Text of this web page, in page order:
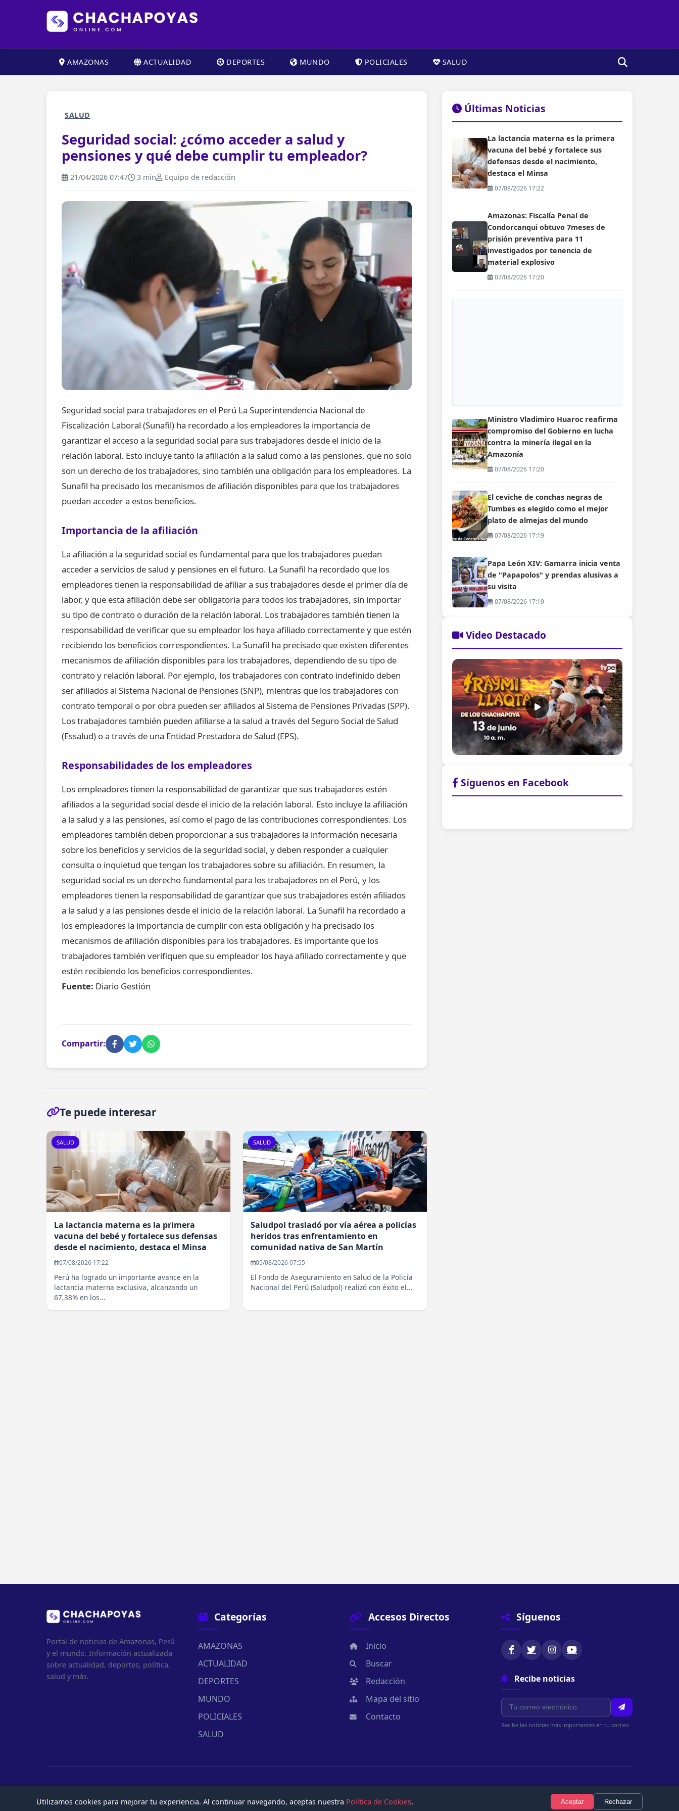
AMAZONAS ACTUALIDAD DEPORTES MUNDO POLICIALES SALUD
SALUD
Seguridad social: ¿cómo acceder a salud y
pensiones y qué debe cumplir tu empleador?
21/04/2026 07:47 3 min Equipo de redacción
Seguridad social para trabajadores en el Perú La Superintendencia Nacional de
Fiscalización Laboral (Sunafil) ha recordado a los empleadores la importancia de
garantizar el acceso a la seguridad social para sus trabajadores desde el inicio de la
relación laboral. Esto incluye tanto la afiliación a la salud como a las pensiones, que no solo
son un derecho de los trabajadores, sino también una obligación para los empleadores. La
Sunafil ha precisado los mecanismos de afiliación disponibles para que los trabajadores
puedan acceder a estos beneficios.
Importancia de la afiliación
La afiliación a la seguridad social es fundamental para que los trabajadores puedan
acceder a servicios de salud y pensiones en el futuro. La Sunafil ha recordado que los
empleadores tienen la responsabilidad de afiliar a sus trabajadores desde el primer día de
labor, y que esta afiliación debe ser obligatoria para todos los trabajadores, sin importar
su tipo de contrato o duración de la relación laboral. Los trabajadores también tienen la
responsabilidad de verificar que su empleador los haya afiliado correctamente y que estén
recibiendo los beneficios correspondientes. La Sunafil ha precisado que existen diferentes
mecanismos de afiliación disponibles para los trabajadores, dependiendo de su tipo de
contrato y relación laboral. Por ejemplo, los trabajadores con contrato indefinido deben
ser afiliados al Sistema Nacional de Pensiones (SNP), mientras que los trabajadores con
contrato temporal o por obra pueden ser afiliados al Sistema de Pensiones Privadas (SPP).
Los trabajadores también pueden afiliarse a la salud a través del Seguro Social de Salud
(Essalud) o a través de una Entidad Prestadora de Salud (EPS).
Responsabilidades de los empleadores
Los empleadores tienen la responsabilidad de garantizar que sus trabajadores estén
afiliados a la seguridad social desde el inicio de la relación laboral. Esto incluye la afiliación
a la salud y a las pensiones, así como el pago de las contribuciones correspondientes. Los
empleadores también deben proporcionar a sus trabajadores la información necesaria
sobre los beneficios y servicios de la seguridad social, y deben responder a cualquier
consulta o inquietud que tengan los trabajadores sobre su afiliación. En resumen, la
seguridad social es un derecho fundamental para los trabajadores en el Perú, y los
empleadores tienen la responsabilidad de garantizar que sus trabajadores estén afiliados
a la salud y a las pensiones desde el inicio de la relación laboral. La Sunafil ha recordado a
los empleadores la importancia de cumplir con esta obligación y ha precisado los
mecanismos de afiliación disponibles para los trabajadores. Es importante que los
trabajadores también verifiquen que su empleador los haya afiliado correctamente y que
estén recibiendo los beneficios correspondientes.
Fuente: Diario Gestión
Compartir:
Te puede interesar
SALUD
La lactancia materna es la primera
vacuna del bebé y fortalece sus defensas
desde el nacimiento, destaca el Minsa
07/08/2026 17:22
Perú ha logrado un importante avance en la
lactancia materna exclusiva, alcanzando un
67,38% en los...
SALUD
Saludpol trasladó por vía aérea a policías
heridos tras enfrentamiento en
comunidad nativa de San Martín
05/08/2026 07:55
El Fondo de Aseguramiento en Salud de la Policía
Nacional del Perú (Saludpol) realizó con éxito el...
Últimas Noticias
La lactancia materna es la primera
vacuna del bebé y fortalece sus
defensas desde el nacimiento,
destaca el Minsa
07/08/2026 17:22
Amazonas: Fiscalía Penal de
Condorcanqui obtuvo 7meses de
prisión preventiva para 11
investigados por tenencia de
material explosivo
07/08/2026 17:20
Ministro Vladimiro Huaroc reafirma
compromiso del Gobierno en lucha
contra la minería ilegal en la
Amazonía
07/08/2026 17:20
El ceviche de conchas negras de
Tumbes es elegido como el mejor
plato de almejas del mundo
07/08/2026 17:19
Papa León XIV: Gamarra inicia venta
de "Papapolos" y prendas alusivas a
su visita
07/08/2026 17:19
Video Destacado
Síguenos en Facebook
Portal de noticias de Amazonas, Perú
y el mundo. Información actualizada
sobre actualidad, deportes, política,
salud y más.
Categorías
AMAZONAS
ACTUALIDAD
DEPORTES
MUNDO
POLICIALES
SALUD
Accesos Directos
Inicio
Buscar
Redacción
Mapa del sitio
Contacto
Síguenos
Recibe noticias
Recibe las noticias más importantes en tu correo
© 2026 Chachapoyasonline.Com. Todos los derechos reservados. Términos de UsoPolítica de Cookies
Utilizamos cookies para mejorar tu experiencia. Al continuar navegando, aceptas nuestra Política de Cookies. Aceptar Rechazar